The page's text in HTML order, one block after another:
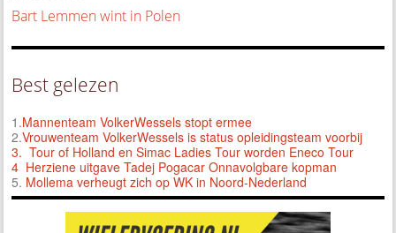
Bart Lemmen wint in Polen
Best gelezen
1.Mannenteam VolkerWessels stopt ermee
2.Vrouwenteam VolkerWessels is status opleidingsteam voorbij
3. Tour of Holland en Simac Ladies Tour worden Eneco Tour
4 Herziene uitgave Tadej Pogacar Onnavolgbare kopman
5. Mollema verheugt zich op WK in Noord-Nederland